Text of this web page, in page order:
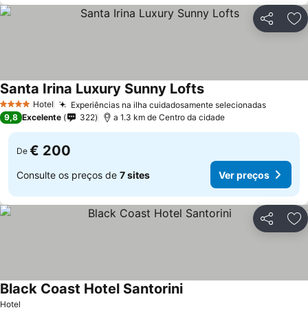
Partilhar
4 EstrelasHotel Experiências na ilha cuidadosamente selecionadasVer
Santa Irina Luxury Sunny LoftsVer preços
9,8 Excelente 322 a 1.3 km de Centro da cidade
De € 200
Consulte os preços de 7 sites Ver preços
Partilhar
Hotel
Black Coast Hotel SantoriniVer preços